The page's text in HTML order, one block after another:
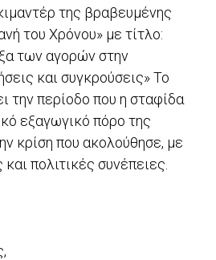
της βραβευμένης
του Χρόνου» με τίτλο:
των αγορών στην
και συγκρούσεις» Το
την περίοδο που η σταφίδα
εξαγωγικό πόρο της
κρίση που ακολούθησε, με
πολιτικές συνέπειες.